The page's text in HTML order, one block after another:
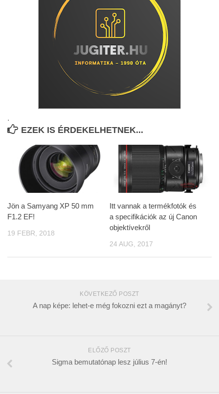
.
EZEK IS ÉRDEKELHETNEK...
Jön a Samyang XP 50 mm
F1.2 EF!
19 FEBR, 2018
Itt vannak a termékfotók és
a specifikációk az új Canon
objektívekről
24 AUG, 2017
KÖVETKEZŐ POSZT
A nap képe: lehet-e még fokozni ezt a magányt?
ELŐZŐ POSZT
Sigma bemutatónap lesz július 7-én!